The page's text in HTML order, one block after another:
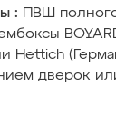
:
ПВШ
Hettich
дверок